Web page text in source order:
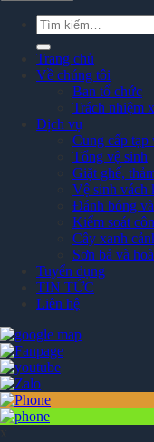
Tìm
kiếm:
Trang chủ
Về chúng tôi
Ban tổ chức
Trách nhiệm
Dịch vụ
Cung cấp tạp
Tổng vệ sinh
Giặt ghế,
Vệ sinh vách
Đánh bóng
Kiểm soát
Cây xanh
Sơn bả và
Tuyển dụng
TIN TỨC
Liên hệ